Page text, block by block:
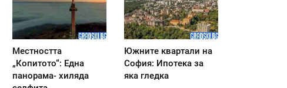
Местността
„Копитото“: Една
панорама- хиляда
Южните квартали на
София: Ипотека за
яка гледка